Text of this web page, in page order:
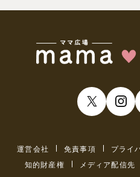
運営会社 免責事項 プライ
知的財産権
メディア配信先